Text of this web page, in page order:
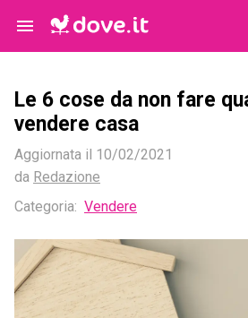
Le 6 cose da non fare
vendere casa
Aggiornata il 10/02/2021
da Redazione
Categoria: Vendere